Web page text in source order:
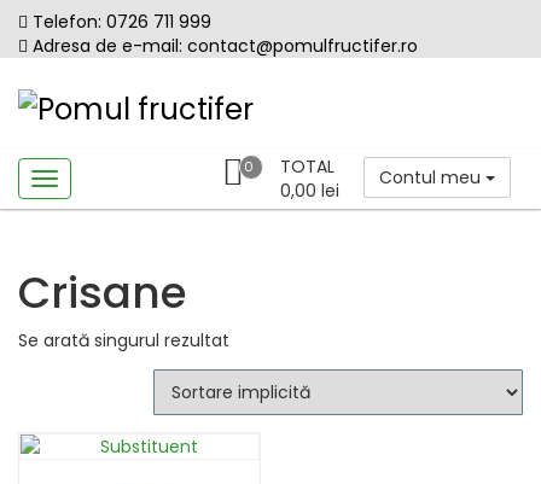
Skip
content
Telefon: 0726 711 999
Adresa de e-mail: contact@pomulfructifer.ro
Contul meu
0
TOTAL
0,00 lei
Crisane
Se arată singurul rezultat